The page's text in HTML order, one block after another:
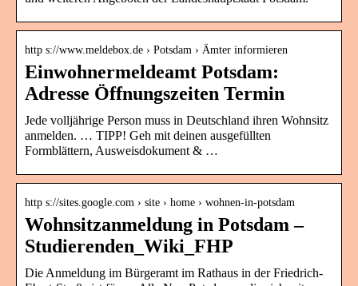
http s://www.meldebox.de › Potsdam › Ämter informieren
Einwohnermeldeamt Potsdam:
Adresse Öffnungszeiten Termin
Jede volljährige Person muss in Deutschland ihren Wohnsitz
anmelden. … TIPP! Geh mit deinen ausgefüllten
Formblättern, Ausweisdokument & …
http s://sites.google.com › site › home › wohnen-in-potsdam
Wohnsitzanmeldung in Potsdam –
Studierenden_Wiki_FHP
Die Anmeldung im Bürgeramt im Rathaus in der Friedrich-